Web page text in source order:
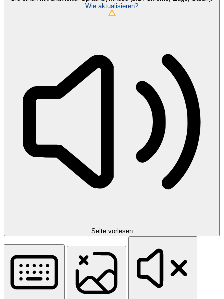
Wie aktualisieren?
Seite vorlesen